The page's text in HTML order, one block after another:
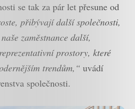
se tak za pár let přesune od
přibývají další společnosti,
zaměstnance další,
prostory, které
trendům,“ uvádí
společnosti.